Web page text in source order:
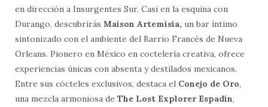
en dirección a Insurgentes Sur. Casi en la esquina con
Durango, descubrirás Maison Artemisia, un bar íntimo
sintonizado con el ambiente del Barrio Francés de Nueva
Orleans. Pionero en México en coctelería creativa, ofrece
experiencias únicas con absenta y destilados mexicanos.
Entre sus cócteles exclusivos, destaca el Conejo de Oro,
una mezcla armoniosa de The Lost Explorer Espadín,